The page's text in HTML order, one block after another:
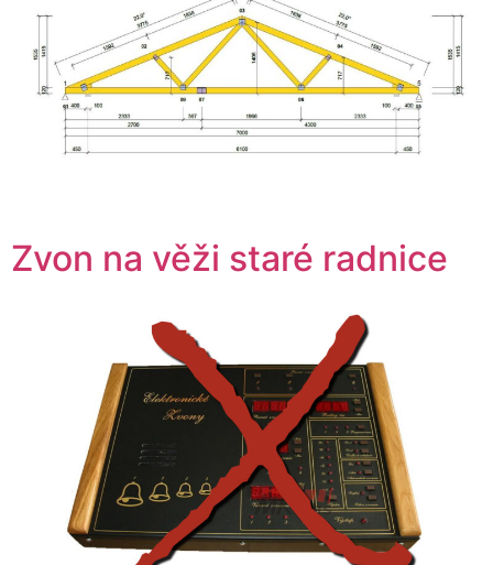
Zvon na věži staré radnice